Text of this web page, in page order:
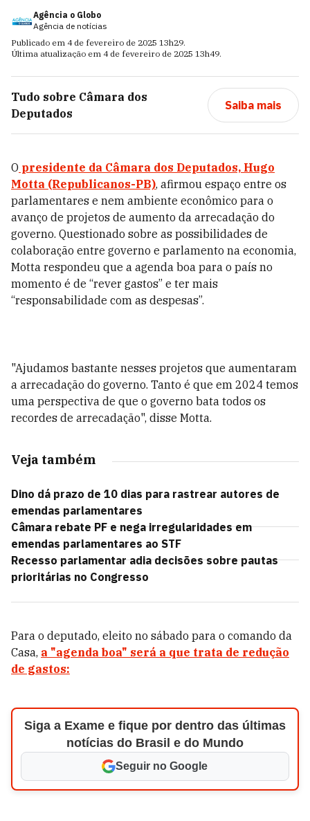
Agência o Globo
Agência de notícias
Publicado em 4 de fevereiro de 2025 13h29.
Última atualização em 4 de fevereiro de 2025 13h49.
Tudo sobre Câmara dos
Deputados
Saiba mais
O presidente da Câmara dos Deputados, Hugo
Motta (Republicanos-PB), afirmou espaço entre os
parlamentares e nem ambiente econômico para o
avanço de projetos de aumento da arrecadação do
governo. Questionado sobre as possibilidades de
colaboração entre governo e parlamento na economia,
Motta respondeu que a agenda boa para o país no
momento é de “rever gastos” e ter mais
“responsabilidade com as despesas”.
"Ajudamos bastante nesses projetos que aumentaram
a arrecadação do governo. Tanto é que em 2024 temos
uma perspectiva de que o governo bata todos os
recordes de arrecadação", disse Motta.
Veja também
Dino dá prazo de 10 dias para rastrear autores de
emendas parlamentares
Câmara rebate PF e nega irregularidades em
emendas parlamentares ao STF
Recesso parlamentar adia decisões sobre pautas
prioritárias no Congresso
Para o deputado, eleito no sábado para o comando da
Casa, a "agenda boa" será a que trata de redução
de gastos:
Siga a Exame e fique por dentro das últimas
notícias do Brasil e do Mundo
Seguir no Google